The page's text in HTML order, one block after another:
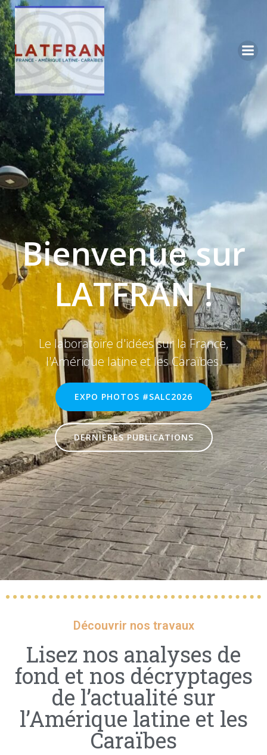
Bienvenue sur
LATFRAN !
Le laboratoire d'idées sur la France,
l'Amérique latine et les Caraïbes.
EXPO PHOTOS #SALC2026
DERNIÈRES PUBLICATIONS
Découvrir nos travaux
Lisez nos analyses de
fond et nos décryptages
de l’actualité sur
l’Amérique latine et les
Caraïbes